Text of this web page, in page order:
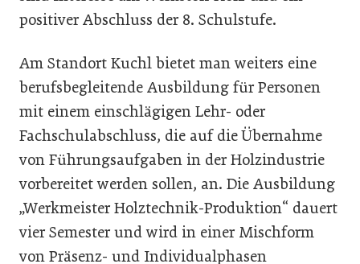
positiver Abschluss der 8. Schulstufe.
Am Standort Kuchl bietet man weiters eine
berufsbegleitende Ausbildung für Personen
mit einem einschlägigen Lehr- oder
Fachschulabschluss, die auf die Übernahme
von Führungsaufgaben in der Holzindustrie
vorbereitet werden sollen, an. Die Ausbildung
„Werkmeister Holztechnik-Produktion“ dauert
vier Semester und wird in einer Mischform
von Präsenz- und Individualphasen